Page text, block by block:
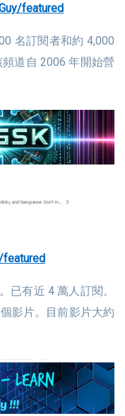
featured
名訂閱者和約 4,000
道自 2006 年開始營
featured
已有近 4 萬人訂閱。
影片。目前影片大約